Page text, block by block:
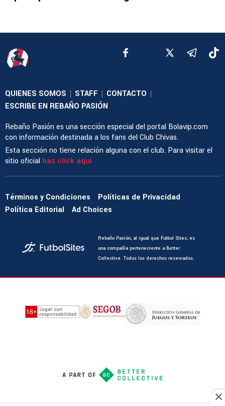
QUIENES SOMOS | STAFF | CONTACTO |
ESCRIBE EN REBAÑO PASIÓN
Rebaño Pasión es una sección especial del portal Bolavip.com
con información destinada a los fans del Club Chivas.
Esta sección no tiene relación alguna con el club. Para visitar el
sitio oficial haz click aquí
Términos y Condiciones
Políticas de Privacidad
Política Editorial
Ad Choices
Rebaño Pasión, al igual que Futbol Sites, es
una compañía perteneciente a Better
Collective. Todos los derechos reservados.